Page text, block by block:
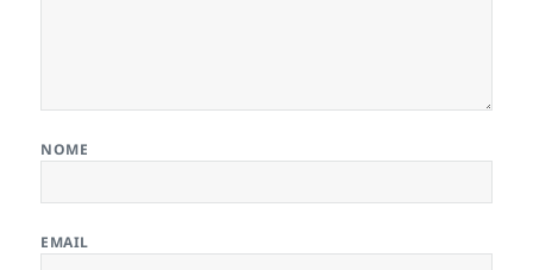
NOME
EMAIL